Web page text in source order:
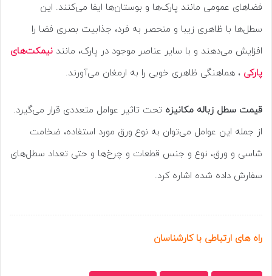
فضاهای عمومی مانند پارک‌ها و بوستان‌ها ایفا می‌کنند. این
سطل‌ها با ظاهری زیبا و منحصر به فرد، جذابیت بصری فضا را
افزایش می‌دهند و با سایر عناصر موجود در پارک، مانند نیمکت‌های
پارکی ، هماهنگی ظاهری خوبی را به ارمغان می‌آورند.
قیمت سطل زباله مکانیزه تحت تاثیر عوامل متعددی قرار می‌گیرد.
از جمله این عوامل می‌توان به نوع ورق مورد استفاده، ضخامت
شاسی و ورق، نوع و جنس قطعات و چرخ‌ها و حتی تعداد سطل‌های
سفارش داده شده اشاره کرد.
راه های ارتباطی با کارشناسان